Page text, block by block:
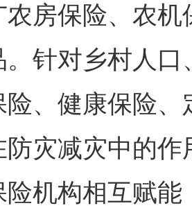
农房保险、农
。针对乡村人
险、健康保险
防灾减灾中的
险机构相互赋